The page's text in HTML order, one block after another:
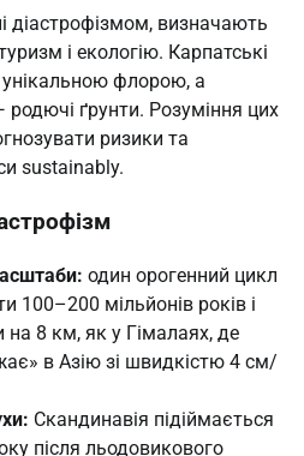
визначають
і екологію. Карпатські
флорою, а
ґрунти. Розуміння цих
ризики та
sustainably.
один орогенний цикл
100–200 мільйонів років і
на 8 км, як у Гімалаях, де
в Азію зі швидкістю 4 см/
Скандинавія підіймається
після льодовикового